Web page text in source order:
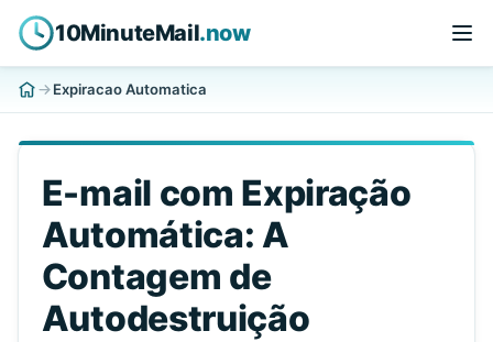
10MinuteMail.now
Expiracao Automatica
E-mail com Expiração
Automática: A
Contagem de
Autodestruição